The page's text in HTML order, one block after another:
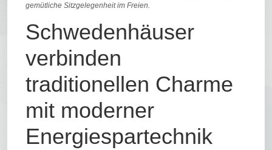
gemütliche Sitzgelegenheit im Freien.
Schwedenhäuser
verbinden
traditionellen Charme
mit moderner
Energiespartechnik